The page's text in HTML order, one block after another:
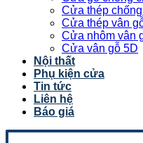
Cửa thép
Cửa thép vân
Cửa nhôm vân
Cửa vân gỗ 5D
Nội thất
Phụ kiện cửa
Tin tức
Liên hệ
Báo giá